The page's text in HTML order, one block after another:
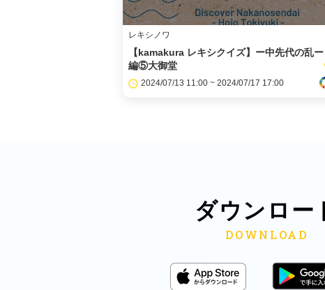
レキシノワ
【kamakura レキシクイズ】ー中先代の乱ー
編⑤大御堂
2024/07/13 11:00 ~ 2024/07/17 17:00
ダウンロー